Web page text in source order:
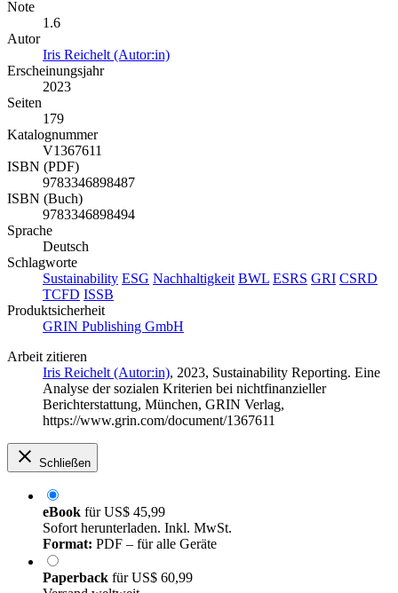
Iris Reichelt (Autor:in)
Erscheinungsjahr
179
Katalognummer
V1367611
ISBN (PDF)
9783346898487
ISBN (Buch)
9783346898494
Sprache
Deutsch
Schlagworte
Sustainability
TCFD ISSB
Produktsicherheit
Arbeit zitieren
Iris Reichelt (Autor:in), 2023, Sustainability Reporting. Eine
Analyse der sozialen Kriterien bei nichtfinanzieller
Berichterstattung, München, GRIN Verlag,
eBook fürUS$ 45,99
Sofort herunterladen. Inkl. MwSt.
Format: